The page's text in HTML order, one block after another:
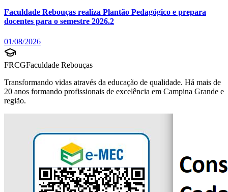
Faculdade Rebouças realiza Plantão Pedagógico e prepara
docentes para o semestre 2026.2
01/08/2026
FRCGFaculdade Rebouças
Transformando vidas através da educação de qualidade. Há mais de
20 anos formando profissionais de excelência em Campina Grande e
região.